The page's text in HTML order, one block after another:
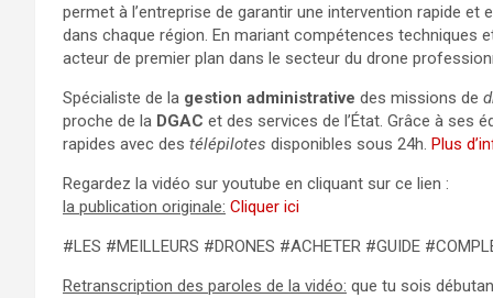
permet à l’entreprise de garantir une intervention rapide
dans chaque région. En mariant compétences techniques
acteur de premier plan dans le secteur du drone
Spécialiste de la gestion administrative des missions de
proche de la DGAC et des services de l’État. Grâce à ses
rapides avec des télépilotes disponibles sous 24h. Plus
Regardez la vidéo sur youtube en cliquant sur ce lien :
la publication originale: Cliquer ici
#LES #MEILLEURS #DRONES #ACHETER #GUIDE
Retranscription des paroles de la vidéo: que tu sois débutant ou un utilisateur avancé si tu envisages d’acheter un drone avec une caméra pour enregistrer des vidéos ou prendre des photos je vais t’expliquer à travers cette vidéo quels sont les meilleurs modèles que tu puisses trouver actuellement dans chaque gamme de prix avant de commencer je te rappelle que dans la description de la vidéo il y a des liens où tu pourras vérifier le prix de tous ces drones et les acheter si tu les aimes et sur ce on peut commencer maintenant avec la liste numéro 8 dji Mini 2 se le premier drone dont on va parler est fabriqué par dji une entreprise chinoise qui domine actuellement le marché des drones parce qu’elle est toujours à la pointe de cette technologie en fait tous les drones de cette liste sont fabriqués par DJ car je pense qu’ils n’ont pas de concurrents en terme de drone grand public aujourd’hui le DJ Mini 2 se est actuellement le drone le moins cher de la marque et appartient à la ligne mini qui comprend des drones de petite taille pesant moins de 250 g c’est ces drones sont idéaux pour les débutants ainsi que pour les personnes expérimentées qui recherchent des drones de petite taille facile à transporter et polyvalent car en raison de leur faible poids ils ne sont pas soumis à autant de régulation que les drones de plus grande taille le mini 2se est équipé d’une seule caméra avec un capteur SEMOS de 1/ 2,3 pouces et une ouverture f2.8 cette caméra est capable d’enregistrer des vidéos en résolution 2,7k jusqu’à 30 images par seconde ou 1080p jusqu’à 60 images par seconde avec un débit maximum de 40 MB par seconde il dispose également d’un zoom numérique 3 fois à 2,7k ou 4 fois à 1080p en ce qui concerne les photos il peut capturer des images d’une résolution allant jusqu’à 12 mgapixel avec une plage ISO comprise entre 100 et 3200 l’autonomie de la batterie peut atteindre 31 minutes ce qui est plus ou moins standard ce drone n’est compatible qu’avec le contrôur dji rcn1 qui se connecte à ton smartphone et lui confère une portée allant jusqu’à 10 km il ne dispose pas de capteur de détection d’obstacles ni de mode de suivi il ne peut donc être contrôlé que manuellement et il faut faire attention à ne pas aller l’écraser sur quoi que ce soit en conclusion le mini 2 se est le choix idéal pour un premier drone car il est beaucoup moins cher que les autres options